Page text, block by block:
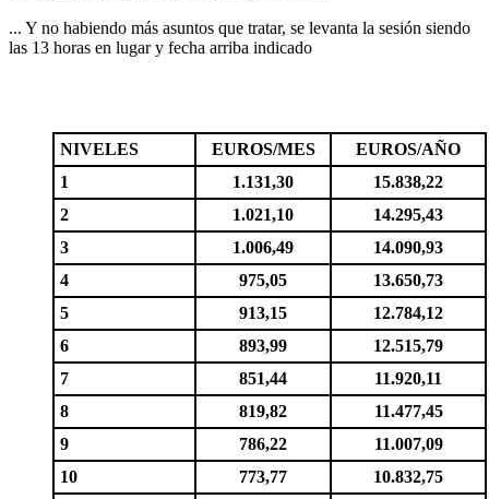
... Y no habiendo más asuntos que tratar, se levanta la sesión siendo
las 13 horas en lugar y fecha arriba indicado
NIVELES EUROS/MES
EUROS/AÑO
1
1.131,30
15.838,22
2
1.021,10
14.295,43
3
1.006,49
14.090,93
4
975,05
13.650,73
5
913,15
12.784,12
6
893,99
12.515,79
7
851,44
11.920,11
8
819,82
11.477,45
9
786,22
11.007,09
10
773,77
10.832,75